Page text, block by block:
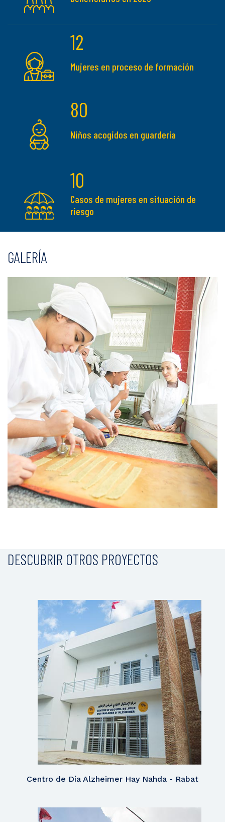
12
Mujeres en proceso de formación
80
Niños acogidos en guardería
10
Casos de mujeres en situación de
riesgo
GALERÍA
DESCUBRIR OTROS PROYECTOS
Centro de Día Alzheimer Hay Nahda - Rabat